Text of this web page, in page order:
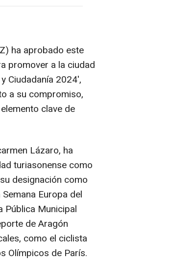
ha aprobado este
promover a la ciudad
Ciudadanía 2024',
a su compromiso,
clave de
Lázaro, ha
turiasonense como
designación como
Europa del
Pública Municipal
de Aragón
como el ciclista
Olímpicos de París.